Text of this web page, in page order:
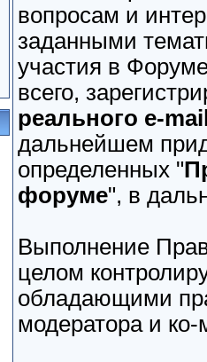
вопросам и
заданными
участия в
всего,
реального e-
дальнейшем
определенных "
форуме", в
Выполнение
целом
обладающими
модератора и ко-